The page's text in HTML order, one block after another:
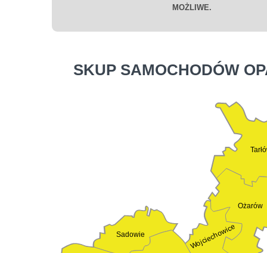
MOŻLIWE.
SKUP SAMOCHODÓW
Ożarów
Sadowie Wojciechowice